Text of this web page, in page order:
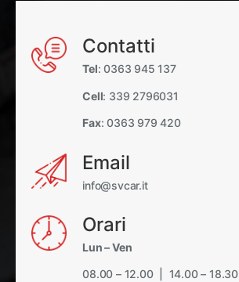
Contatti
Tel: 0363 945 137
Cell: 339 2796031
Fax: 0363 979 420
Email
info@svcar.it
Orari
Lun – Ven
08.00 – 12.00 | 14.00 – 18.30